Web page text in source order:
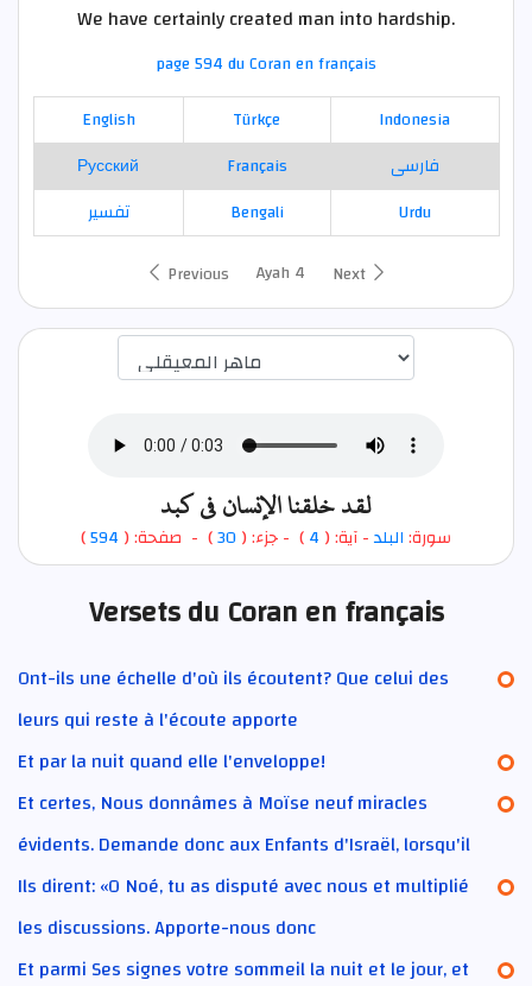
We have certainly created man into hardship.
page 594 du Coran en français
English
Türkçe
Indonesia
Русский
Français
فارسی
تفسير
Bengali
Urdu
Previous
Ayah 4 Next
لقد خلقنا الإنسان في كبد
سورة:البلد- آية: ( 4
) - جزء: (30) - صفحة: ( 594
)
Versets du Coran en français
Ont-ils une échelle d'où ils écoutent? Que celui des
leurs qui reste à l'écoute apporte
Et par la nuit quand elle l'enveloppe!
Et certes, Nous donnâmes à Moïse neuf miracles
évidents. Demande donc aux Enfants d'Israël, lorsqu'il
Ils dirent: «O Noé, tu as disputé avec nous et multiplié
les discussions. Apporte-nous donc
Et parmi Ses signes votre sommeil la nuit et le jour, et